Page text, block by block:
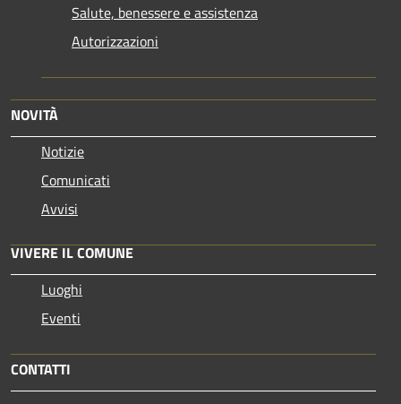
Salute, benessere e assistenza
Autorizzazioni
NOVITÀ
Notizie
Comunicati
Avvisi
VIVERE IL COMUNE
Luoghi
Eventi
CONTATTI